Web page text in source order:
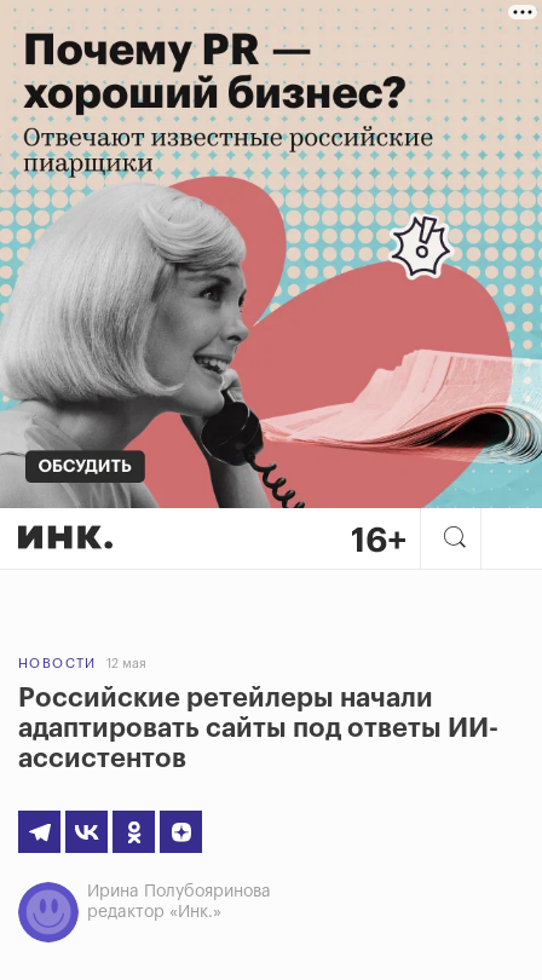
НОВОСТИ 12 мая
Российские ретейлеры начали
адаптировать сайты под ответы ИИ-
ассистентов
Ирина Полубояринова
редактор «Инк.»